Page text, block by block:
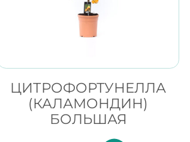
ЦИТРОФОРТУНЕЛЛА
(КАЛАМОНДИН)
БОЛЬШАЯ